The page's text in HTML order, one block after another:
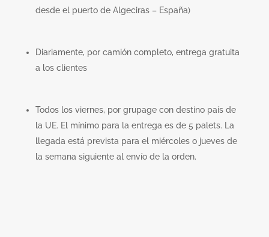
desde el puerto de Algeciras – España)
Diariamente, por camión completo, entrega gratuita
a los clientes
Todos los viernes, por grupage con destino país de
la UE. El mínimo para la entrega es de 5 palets. La
llegada está prevista para el miércoles o jueves de
la semana siguiente al envío de la orden.